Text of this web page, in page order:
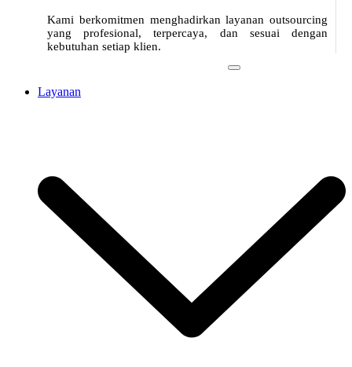
Kami berkomitmen menghadirkan layanan outsourcing
yang profesional, terpercaya, dan sesuai dengan
kebutuhan setiap klien.
Layanan